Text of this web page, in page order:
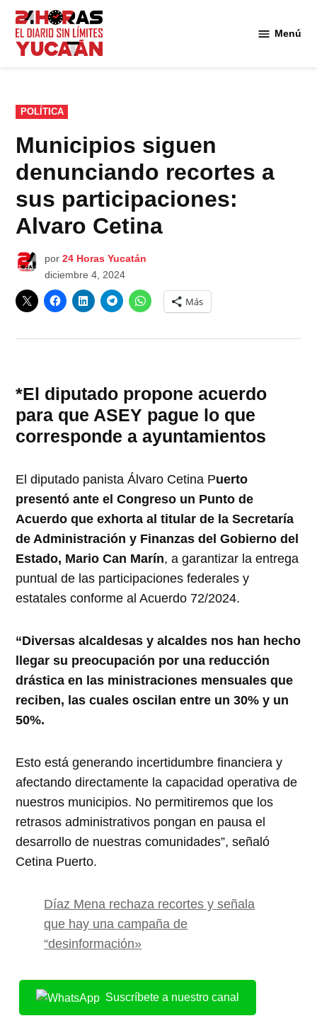
Saltar
contenido
Menú
PUBLICADO
EN
POLÍTICA
Municipios siguen
denunciando recortes a
sus participaciones:
Alvaro Cetina
por 24 Horas Yucatán
diciembre 4, 2024
Más
*El diputado propone acuerdo
para que ASEY pague lo que
corresponde a ayuntamientos
El diputado panista Álvaro Cetina Puerto
presentó ante el Congreso un Punto de
Acuerdo que exhorta al titular de la Secretaría
de Administración y Finanzas del Gobierno del
Estado, Mario Can Marín, a garantizar la entrega
puntual de las participaciones federales y
estatales conforme al Acuerdo 72/2024.
“Diversas alcaldesas y alcaldes nos han hecho
llegar su preocupación por una reducción
drástica en las ministraciones mensuales que
reciben, las cuales oscilan entre un 30% y un
50%.
Esto está generando incertidumbre financiera y
afectando directamente la capacidad operativa de
nuestros municipios. No permitiremos que los
retrasos administrativos pongan en pausa el
desarrollo de nuestras comunidades”, señaló
Cetina Puerto.
Díaz Mena rechaza recortes y señala
que hay una campaña de
“desinformación»
Suscríbete a nuestro canal